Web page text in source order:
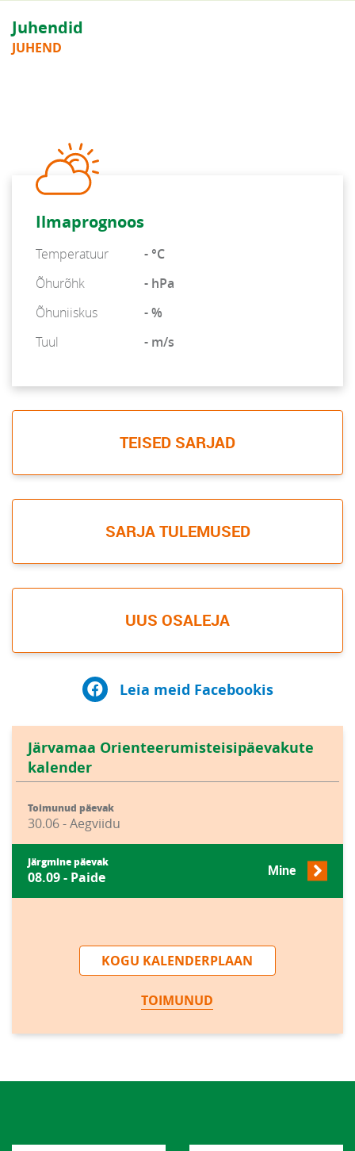
Juhendid
JUHEND
Ilmaprognoos
Temperatuur
- °C
Õhurõhk
- hPa
Õhuniiskus
- %
Tuul
- m/s
TEISED SARJAD
SARJA TULEMUSED
UUS OSALEJA
Leia meid Facebookis
Järvamaa Orienteerumisteisipäevakute
kalender
Toimunud päevak
30.06 - Aegviidu
Järgmine päevak
08.09 - Paide Mine
KOGU KALENDERPLAAN
TOIMUNUD